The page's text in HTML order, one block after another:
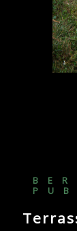
BERTRAND TRAVAUX